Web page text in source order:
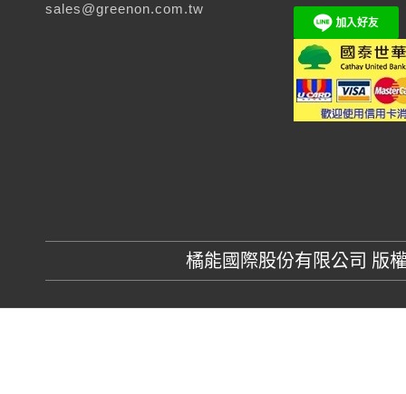
sales@greenon.com.tw
橘能國際股份有限公司 版